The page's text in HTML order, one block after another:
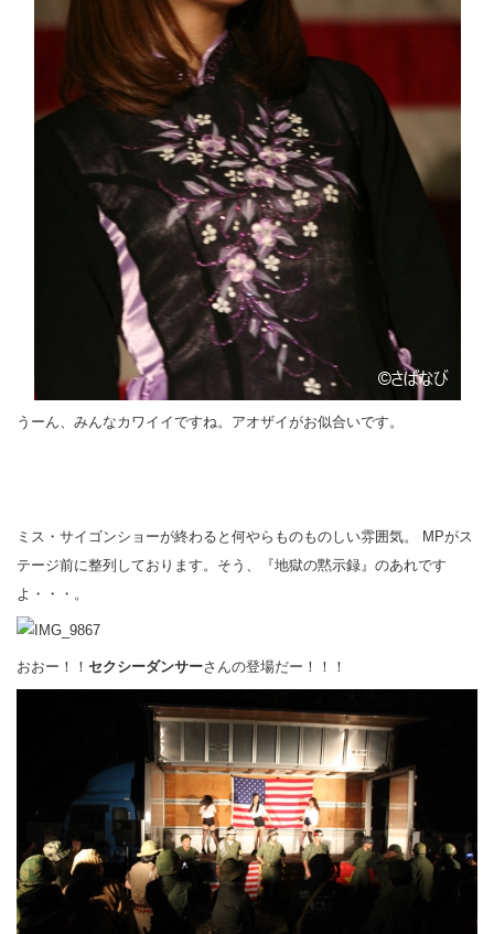
うーん、みんなカワイイですね。アオザイがお似合いです。
ミス・サイゴンショーが終わると何やらものものしい雰囲気。 MPがス
テージ前に整列しております。そう、『地獄の黙示録』のあれです
よ・・・。
おおー！！ セクシーダンサーさんの登場だー！！！